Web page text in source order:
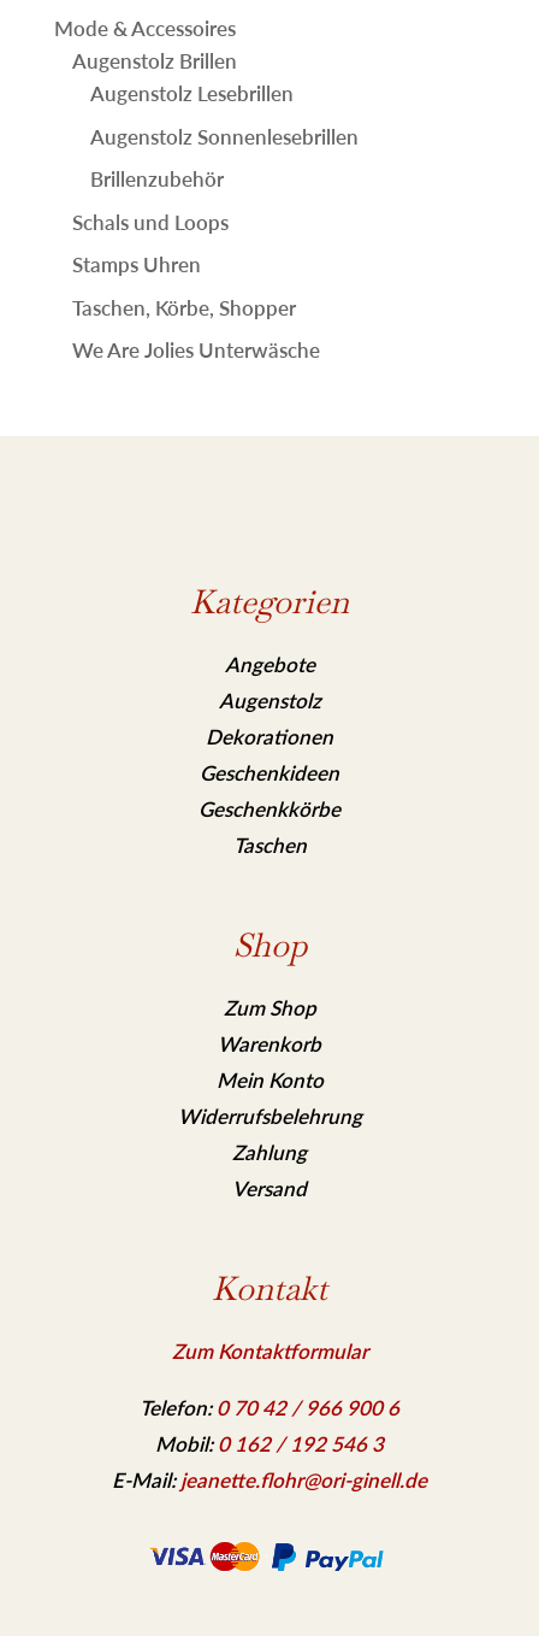
Mode & Accessoires
Augenstolz Brillen
Augenstolz Lesebrillen
Augenstolz Sonnenlesebrillen
Brillenzubehör
Schals und Loops
Stamps Uhren
Taschen, Körbe, Shopper
We Are Jolies Unterwäsche
Kategorien
Angebote
Augenstolz
Dekorationen
Geschenkideen
Geschenkkörbe
Taschen
Shop
Zum Shop
Warenkorb
Mein Konto
Widerrufsbelehrung
Zahlung
Versand
Kontakt
Zum Kontaktformular
Telefon:0 70 42 / 966 900 6
Mobil:0 162 / 192 546 3
E-Mail: jeanette.flohr@ori-ginell.de